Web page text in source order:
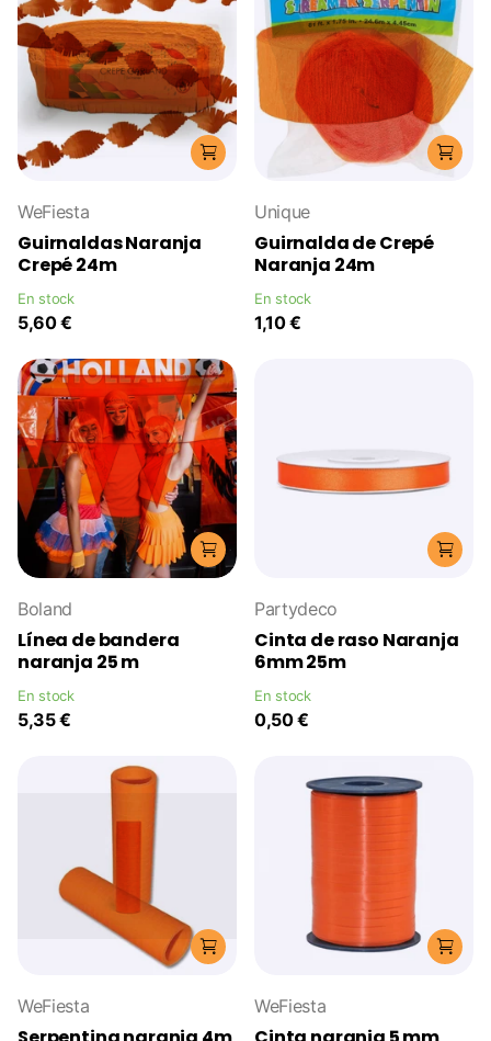
WeFiesta
Guirnaldas Naranja
Crepé 24m
En stock
5,60 €
Unique
Guirnalda de Crepé
Naranja 24m
En stock
1,10 €
Boland
Línea de bandera
naranja 25 m
En stock
5,35 €
Partydeco
Cinta de raso Naranja
6mm 25m
En stock
0,50 €
WeFiesta WeFiesta